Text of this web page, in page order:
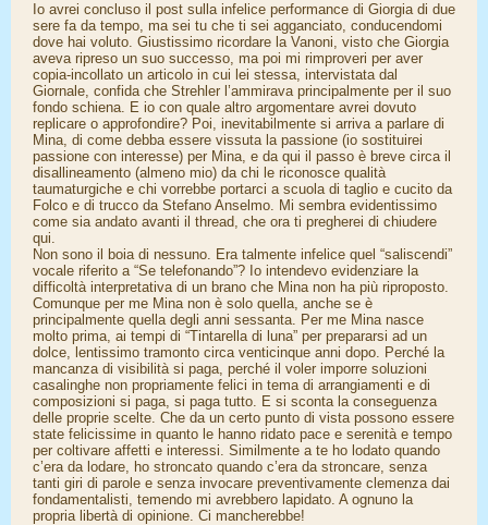
Io avrei concluso il post sulla infelice performance di Giorgia di due
sere fa da tempo, ma sei tu che ti sei agganciato, conducendomi
dove hai voluto. Giustissimo ricordare la Vanoni, visto che Giorgia
aveva ripreso un suo successo, ma poi mi rimproveri per aver
copia-incollato un articolo in cui lei stessa, intervistata dal
Giornale, confida che Strehler l’ammirava principalmente per il suo
fondo schiena. E io con quale altro argomentare avrei dovuto
replicare o approfondire? Poi, inevitabilmente si arriva a parlare di
Mina, di come debba essere vissuta la passione (io sostituirei
passione con interesse) per Mina, e da qui il passo è breve circa il
disallineamento (almeno mio) da chi le riconosce qualità
taumaturgiche e chi vorrebbe portarci a scuola di taglio e cucito da
Folco e di trucco da Stefano Anselmo. Mi sembra evidentissimo
come sia andato avanti il thread, che ora ti pregherei di chiudere
qui.
Non sono il boia di nessuno. Era talmente infelice quel “saliscendi”
vocale riferito a “Se telefonando”? Io intendevo evidenziare la
difficoltà interpretativa di un brano che Mina non ha più riproposto.
Comunque per me Mina non è solo quella, anche se è
principalmente quella degli anni sessanta. Per me Mina nasce
molto prima, ai tempi di “Tintarella di luna” per prepararsi ad un
dolce, lentissimo tramonto circa venticinque anni dopo. Perché la
mancanza di visibilità si paga, perché il voler imporre soluzioni
casalinghe non propriamente felici in tema di arrangiamenti e di
composizioni si paga, si paga tutto. E si sconta la conseguenza
delle proprie scelte. Che da un certo punto di vista possono essere
state felicissime in quanto le hanno ridato pace e serenità e tempo
per coltivare affetti e interessi. Similmente a te ho lodato quando
c’era da lodare, ho stroncato quando c’era da stroncare, senza
tanti giri di parole e senza invocare preventivamente clemenza dai
fondamentalisti, temendo mi avrebbero lapidato. A ognuno la
propria libertà di opinione. Ci mancherebbe!